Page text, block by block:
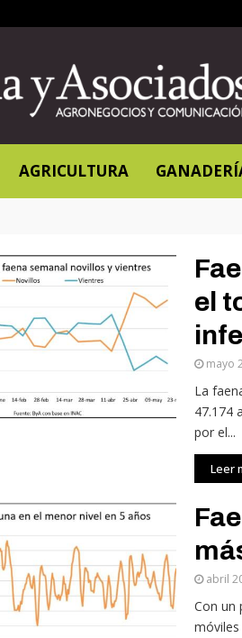
AGRICULTURA
el
mayo
La
47.174
por el...
Leer
abril
Con un